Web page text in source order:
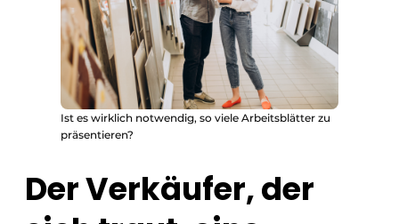
Ist es wirklich notwendig, so viele Arbeitsblätter zu
präsentieren?
Der Verkäufer, der